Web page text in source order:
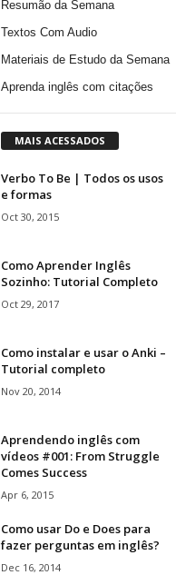
Resumão da Semana
Textos Com Audio
Materiais de Estudo da Semana
Aprenda inglês com citações
MAIS ACESSADOS
Verbo To Be | Todos os usos
e formas
Oct 30, 2015
Como Aprender Inglês
Sozinho: Tutorial Completo
Oct 29, 2017
Como instalar e usar o Anki –
Tutorial completo
Nov 20, 2014
Aprendendo inglês com
vídeos #001: From Struggle
Comes Success
Apr 6, 2015
Como usar Do e Does para
fazer perguntas em inglês?
Dec 16, 2014